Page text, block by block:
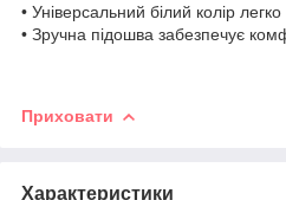
• Універсальний білий колір
• Зручна підошва забезпечує
Приховати
Характеристики